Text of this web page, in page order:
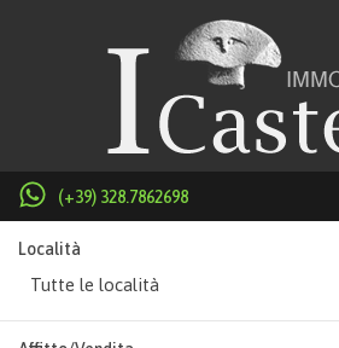
(+39) 328.7862698
Località
Tutte le località